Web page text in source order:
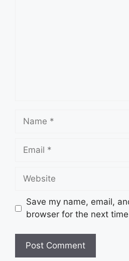
Name
Email
Website
Save my name, email,
browser for the next